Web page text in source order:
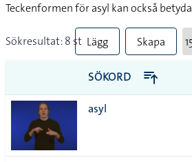
Teckenformen för asyl kan också betyda
Sökresultat: 8 st Lägg
till
alla i
Skapa
PDF
SÖKORD
asyl